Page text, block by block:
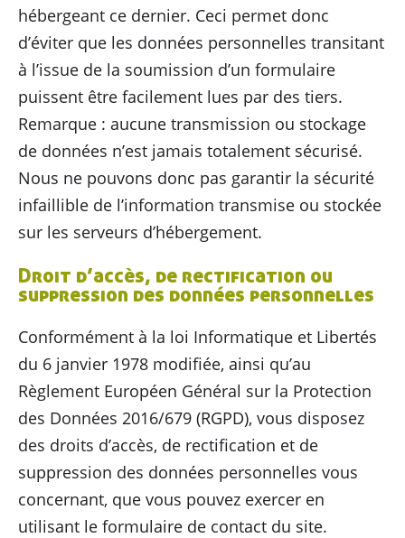
hébergeant ce dernier. Ceci permet donc
d’éviter que les données personnelles transitant
à l’issue de la soumission d’un formulaire
puissent être facilement lues par des tiers.
Remarque : aucune transmission ou stockage
de données n’est jamais totalement sécurisé.
Nous ne pouvons donc pas garantir la sécurité
infaillible de l’information transmise ou stockée
sur les serveurs d’hébergement.
Droit d’accès, de rectification ou
suppression des données personnelles
Conformément à la loi Informatique et Libertés
du 6 janvier 1978 modifiée, ainsi qu’au
Règlement Européen Général sur la Protection
des Données 2016/679 (RGPD), vous disposez
des droits d’accès, de rectification et de
suppression des données personnelles vous
concernant, que vous pouvez exercer en
utilisant le formulaire de contact du site.